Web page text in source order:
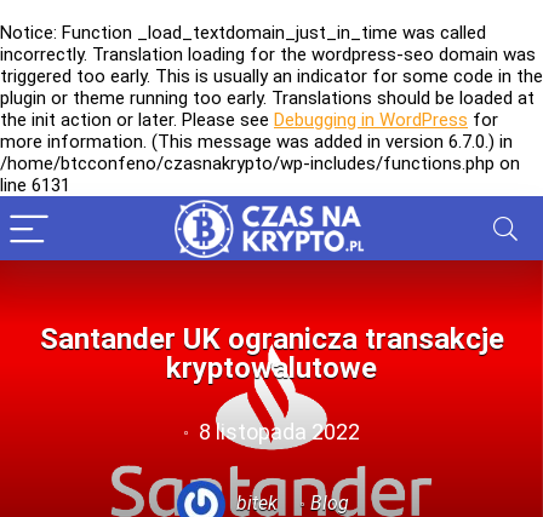
Notice: Function _load_textdomain_just_in_time was called
incorrectly. Translation loading for the wordpress-seo domain was
triggered too early. This is usually an indicator for some code in the
plugin or theme running too early. Translations should be loaded at
the init action or later. Please see Debugging in WordPress for
more information. (This message was added in version 6.7.0.) in
/home/btcconfeno/czasnakrypto/wp-includes/functions.php on
line 6131
Santander UK ogranicza transakcje
kryptowalutowe
8 listopada 2022
bitek Blog